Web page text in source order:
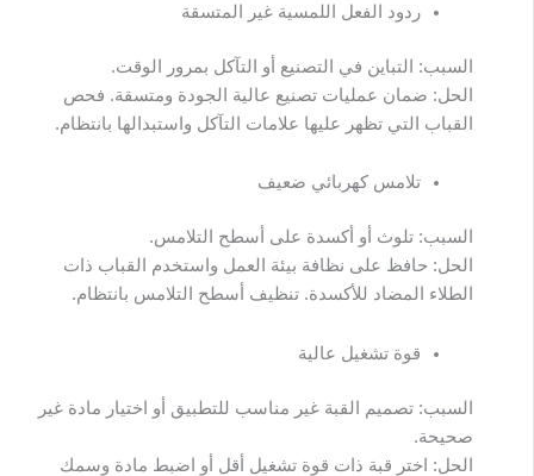
ردود الفعل اللمسية غير المتسقة
السبب: التباين في التصنيع أو التآكل بمرور الوقت.
الحل: ضمان عمليات تصنيع عالية الجودة ومتسقة. فحص
القباب التي تظهر عليها علامات التآكل واستبدالها بانتظام.
تلامس كهربائي ضعيف
السبب: تلوث أو أكسدة على أسطح التلامس.
الحل: حافظ على نظافة بيئة العمل واستخدم القباب ذات
الطلاء المضاد للأكسدة. تنظيف أسطح التلامس بانتظام.
قوة تشغيل عالية
السبب: تصميم القبة غير مناسب للتطبيق أو اختيار مادة غير
صحيحة.
الحل: اختر قبة ذات قوة تشغيل أقل أو اضبط مادة وسمك